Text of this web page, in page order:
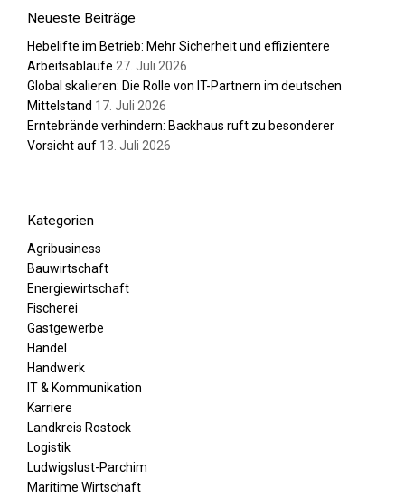
Neueste Beiträge
Hebelifte im Betrieb: Mehr Sicherheit und effizientere
Arbeitsabläufe 27. Juli 2026
Global skalieren: Die Rolle von IT-Partnern im deutschen
Mittelstand 17. Juli 2026
Erntebrände verhindern: Backhaus ruft zu besonderer
Vorsicht auf 13. Juli 2026
Kategorien
Agribusiness
Bauwirtschaft
Energiewirtschaft
Fischerei
Gastgewerbe
Handel
Handwerk
IT & Kommunikation
Karriere
Landkreis Rostock
Logistik
Ludwigslust-Parchim
Maritime Wirtschaft